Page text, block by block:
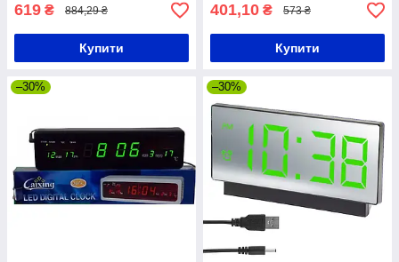
619 ₴ 884,29 ₴
Купити
401,10 ₴ 573 ₴
Купити
–30% –30%